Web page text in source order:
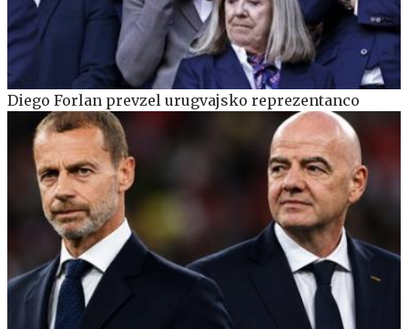
Diego Forlan prevzel urugvajsko reprezentanco